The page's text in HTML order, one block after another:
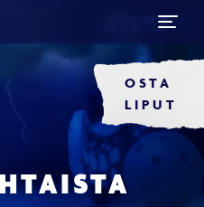
OSTA
LIPUT